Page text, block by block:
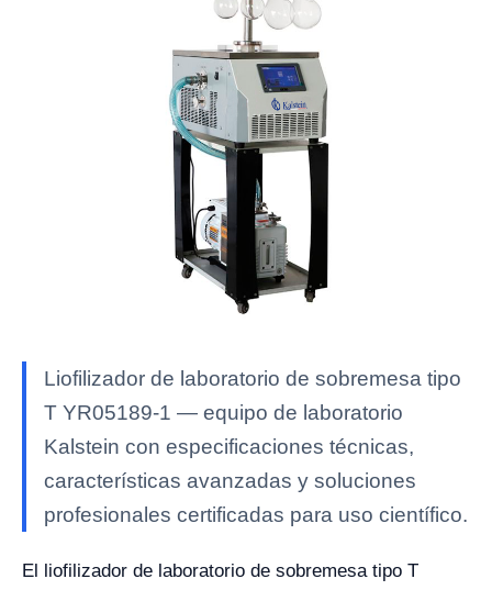
Liofilizador de laboratorio de sobremesa tipo
T YR05189-1 — equipo de laboratorio
Kalstein con especificaciones técnicas,
características avanzadas y soluciones
profesionales certificadas para uso científico.
El liofilizador de laboratorio de sobremesa tipo T